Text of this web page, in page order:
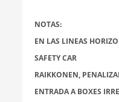
NOTAS:
EN LAS LINEAS
SAFETY CAR
RAIKKONEN,
ENTRADA A BOXES